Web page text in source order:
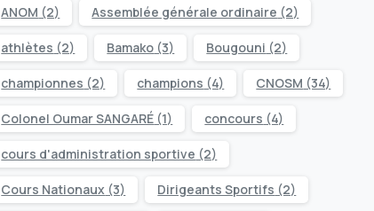
ANOM (2) Assemblée générale ordinaire (2)
athlètes (2) Bamako (3) Bougouni (2)
championnes (2) champions (4) CNOSM (34)
Colonel Oumar SANGARÉ (1) concours (4)
cours d'administration sportive (2)
Cours Nationaux (3) Dirigeants Sportifs (2)